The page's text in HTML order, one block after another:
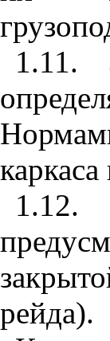
1.11.
рейда).